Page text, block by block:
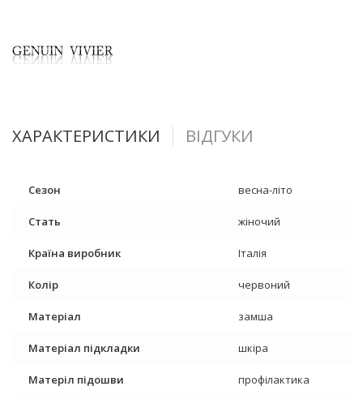
ХАРАКТЕРИСТИКИ ВІДГУКИ
Сезон весна-літо
Стать жіночий
Країна виробник Італія
Колір червоний
Матеріал замша
Матеріал підкладки шкіра
Матеріл підошви профілактика